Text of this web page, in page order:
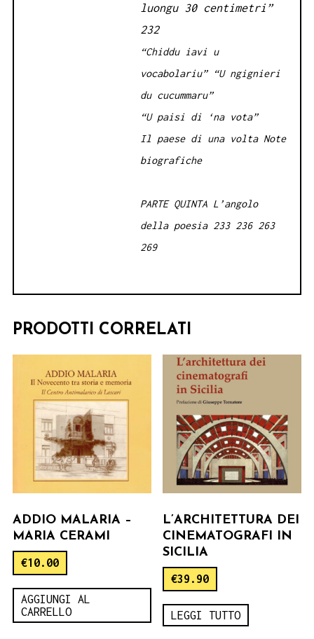
luongu 30 centimetri”
232
“Chiddu iavi u
vocabolariu” “U ngignieri
du cucummaru”
“U paisi di ‘na vota”
Il paese di una volta Note
biografiche
PARTE QUINTA L’angolo
della poesia 233 236 263
269
PRODOTTI CORRELATI
ADDIO MALARIA –
MARIA CERAMI
€10.00
AGGIUNGI AL
CARRELLO
L’ARCHITETTURA DEI
CINEMATOGRAFI IN
SICILIA
€39.90
LEGGI TUTTO